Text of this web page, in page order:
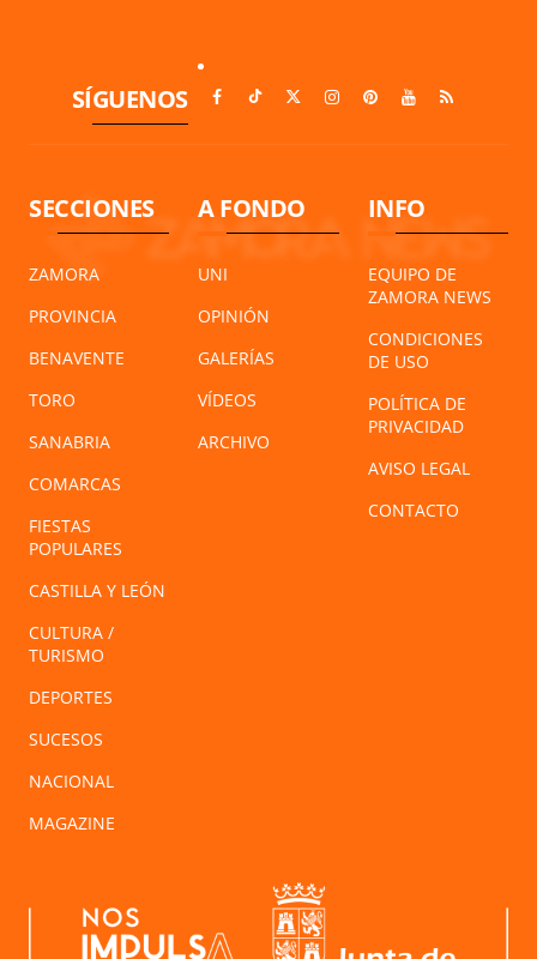
SÍGUENOS
SECCIONES
ZAMORA
PROVINCIA
BENAVENTE
TORO
SANABRIA
COMARCAS
FIESTAS
POPULARES
CASTILLA Y LEÓN
CULTURA /
TURISMO
DEPORTES
SUCESOS
NACIONAL
MAGAZINE
A FONDO
UNI
OPINIÓN
GALERÍAS
VÍDEOS
ARCHIVO
INFO
EQUIPO DE
ZAMORA NEWS
CONDICIONES
DE USO
POLÍTICA DE
PRIVACIDAD
AVISO LEGAL
CONTACTO